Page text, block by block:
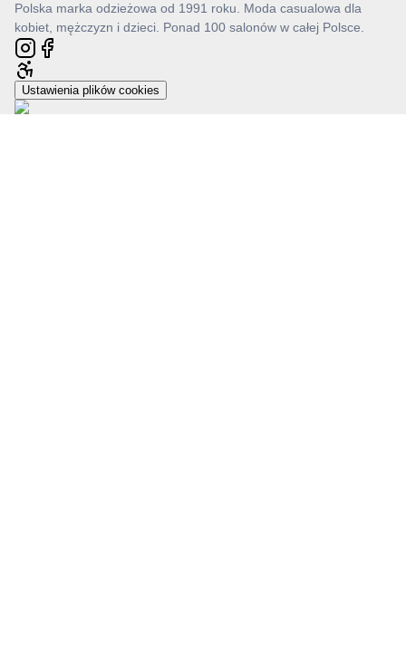
Polska marka odzieżowa od 1991 roku. Moda casualowa dla
kobiet, mężczyzn i dzieci. Ponad 100 salonów w całej Polsce.
Ustawienia plików cookies